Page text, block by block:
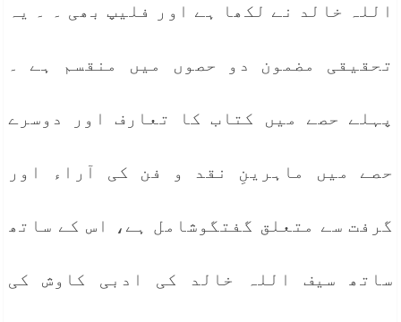
اللہ خالد نے لکھا ہے اور فلیپ بھی ۔ ۔ یہ
تحقیقی مضمون دو حصوں میں منقسم ہے ۔
پہلے حصے میں کتاب کا تعارف اور دوسرے
حصے میں ماہرینِ نقد و فن کی آراء اور
گرفت سے متعلق گفتگوشامل ہے، اس کے ساتھ
ساتھ سیف اللہ خالد کی ادبی کاوش کی